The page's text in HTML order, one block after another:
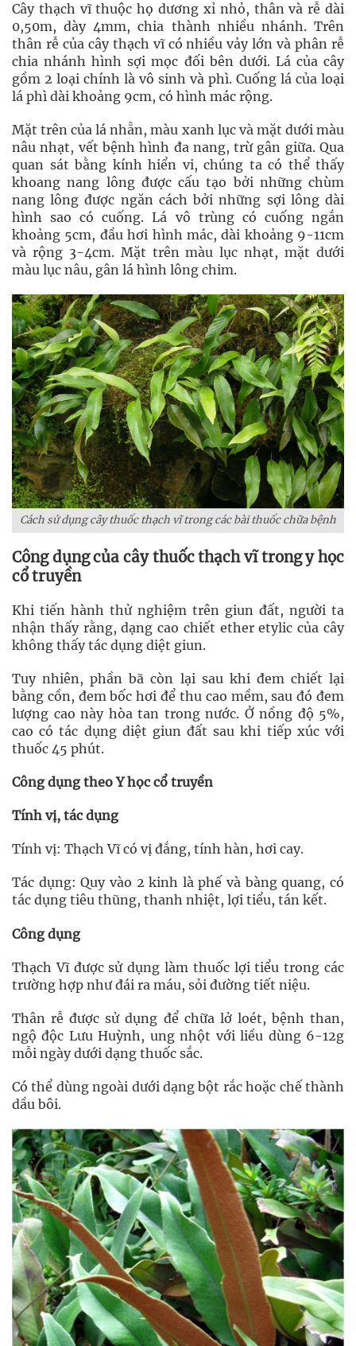
Cây thạch vĩ thuộc họ dương xỉ nhỏ, thân và rễ dài
0,50m, dày 4mm, chia thành nhiều nhánh. Trên
thân rễ của cây thạch vĩ có nhiều vảy lớn và phân rễ
chia nhánh hình sợi mọc đối bên dưới. Lá của cây
gồm 2 loại chính là vô sinh và phì. Cuống lá của loại
lá phì dài khoảng 9cm, có hình mác rộng.
Mặt trên của lá nhẵn, màu xanh lục và mặt dưới màu
nâu nhạt, vết bệnh hình đa nang, trừ gân giữa. Qua
quan sát bằng kính hiển vi, chúng ta có thể thấy
khoang nang lông được cấu tạo bởi những chùm
nang lông được ngăn cách bởi những sợi lông dài
hình sao có cuống. Lá vô trùng có cuống ngắn
khoảng 5cm, đầu hơi hình mác, dài khoảng 9-11cm
và rộng 3-4cm. Mặt trên màu lục nhạt, mặt dưới
màu lục nâu, gân lá hình lông chim.
Cách sử dụng cây thuốc thạch vĩ trong các bài thuốc chữa bệnh
Công dụng của cây thuốc thạch vĩ trong y học
cổ truyền
Khi tiến hành thử nghiệm trên giun đất, người ta
nhận thấy rằng, dạng cao chiết ether etylic của cây
không thấy tác dụng diệt giun.
Tuy nhiên, phần bã còn lại sau khi đem chiết lại
bằng cồn, đem bốc hơi để thu cao mềm, sau đó đem
lượng cao này hòa tan trong nước. Ở nồng độ 5%,
cao có tác dụng diệt giun đất sau khi tiếp xúc với
thuốc 45 phút.
Công dụng theo Y học cổ truyền
Tính vị, tác dụng
Tính vị: Thạch Vĩ có vị đắng, tính hàn, hơi cay.
Tác dụng: Quy vào 2 kinh là phế và bàng quang, có
tác dụng tiêu thũng, thanh nhiệt, lợi tiểu, tán kết.
Công dụng
Thạch Vĩ được sử dụng làm thuốc lợi tiểu trong các
trường hợp như đái ra máu, sỏi đường tiết niệu.
Thân rễ được sử dụng để chữa lở loét, bệnh than,
ngộ độc Lưu Huỳnh, ung nhột với liều dùng 6-12g
mỗi ngày dưới dạng thuốc sắc.
Có thể dùng ngoài dưới dạng bột rắc hoặc chế thành
dầu bôi.